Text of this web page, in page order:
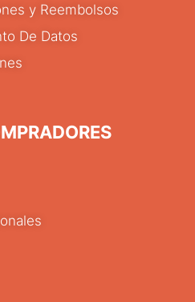
y Reembolsos
De Datos